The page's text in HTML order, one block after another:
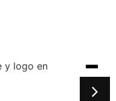
y logo en